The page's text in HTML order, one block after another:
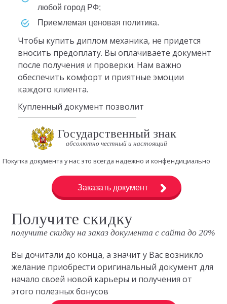
любой город РФ;
Приемлемая ценовая политика.
Чтобы купить диплом механика, не придется
вносить предоплату. Вы оплачиваете документ
после получения и проверки. Нам важно
обеспечить комфорт и приятные эмоции
каждого клиента.
Купленный документ позволит
Государственный знак
абсолютно честный и настоящий
Покупка документа у нас это всегда надежно и конфендициально
Заказать документ
Получите скидку
получите скидку на заказ документа с сайта до 20%
Вы дочитали до конца, а значит у Вас возникло
желание приобрести оригинальный документ для
начало своей новой карьеры и получения от
этого полезных бонусов